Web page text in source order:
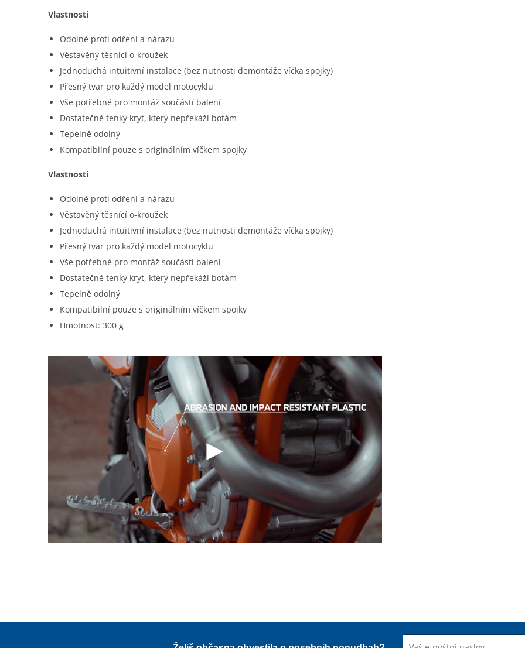
Vlastnosti
Odolné proti odření a nárazu
Věstavěný těsnící o-kroužek
Jednoduchá intuitivní instalace (bez nutnosti demontáže víčka spojky)
Přesný tvar pro každý model motocyklu
Vše potřebné pro montáž součástí balení
Dostatečně tenký kryt, který nepřekáží botám
Tepelně odolný
Kompatibilní pouze s originálním víčkem spojky
Vlastnosti
Odolné proti odření a nárazu
Věstavěný těsnící o-kroužek
Jednoduchá intuitivní instalace (bez nutnosti demontáže víčka spojky)
Přesný tvar pro každý model motocyklu
Vše potřebné pro montáž součástí balení
Dostatečně tenký kryt, který nepřekáží botám
Tepelně odolný
Kompatibilní pouze s originálním víčkem spojky
Hmotnost: 300 g